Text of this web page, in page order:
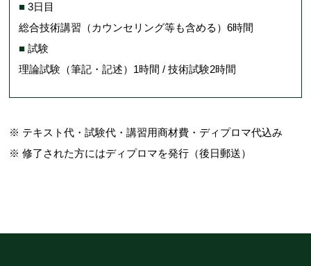
■ 3日目
総合技術講習（カウンセリング等も含める）6時間
■ 試験
理論試験（筆記・記述）1時間 / 技術試験2時間
※ テキスト代・試験代・講習用商材費・ディプロマ代込み
※ 修了された方にはディプロマを発行（後日郵送）